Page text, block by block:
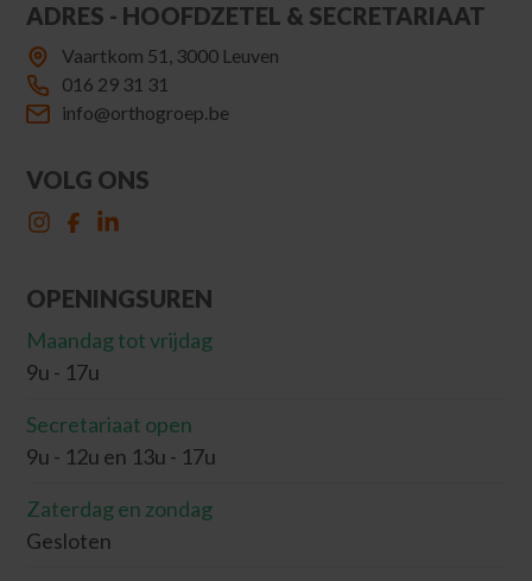
ADRES - HOOFDZETEL & SECRETARIAAT
Vaartkom 51, 3000 Leuven
016 29 31 31
info@orthogroep.be
VOLG ONS
OPENINGSUREN
Maandag tot vrijdag
9u - 17u
Secretariaat open
9u - 12u en 13u - 17u
Zaterdag en zondag
Gesloten